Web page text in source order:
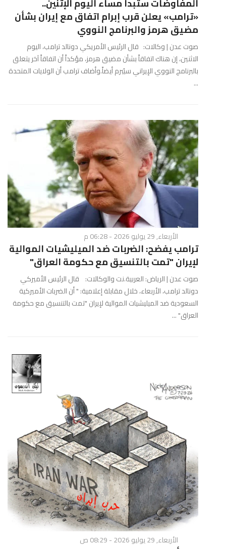
المفاوضات ستبدأ مساء اليوم الإثنين..
«ترامب» يعلن قرب إبرام اتفاق مع إيران بشأن
مضيق هرمز والبرنامج النووي
صوت عدن | وكالات: قال الرئيس الأمريكي دونالد ترامب، اليوم
الاثنين، إن هناك اتفاقاً بشأن مضيق هرمز، مؤكداً أن اتفاقاً آخر يتعلق
بالبرنامج النووي الإيراني سيُبرم أيضاً.وأضاف ترامب أن الولايات المتحدة
...
الأربعاء, 29 يوليو 2026 - 06:28 م
ترامب يفضح: الضربات ضد الميليشيات الموالية
لإيران "تمت بالتنسيق مع حكومة العراق"
صوت عدن | الرياض: العربية.نت والوكالات: قال الرئيس الأميركي
دونالد ترامب، الأربعاء، خلال مقابلة إعلامية: " أن الضربات الأميركية
السعودية ضد الميليشيات الموالية لإيران "تمت بالتنسيق مع حكومة
العراق" ...
الأربعاء, 29 يوليو 2026 - 08:29 ص